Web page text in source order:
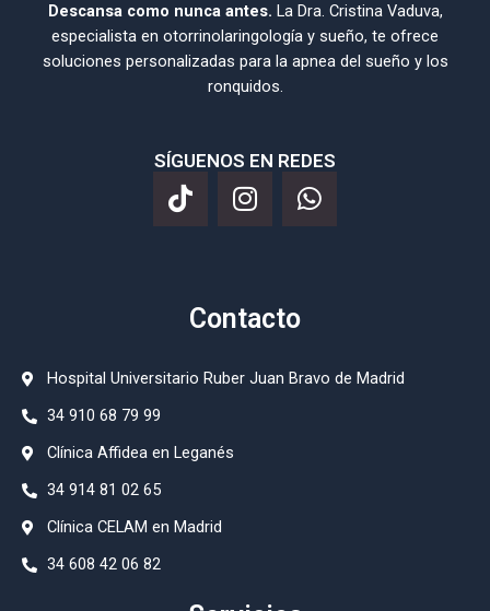
Descansa como nunca antes. La Dra. Cristina Vaduva,
especialista en otorrinolaringología y sueño, te ofrece
soluciones personalizadas para la apnea del sueño y los
ronquidos.
SÍGUENOS EN REDES
Contacto
Hospital Universitario Ruber Juan Bravo de Madrid
34 910 68 79 99
⁠Clínica Affidea en Leganés
34 914 81 02 65
Clínica CELAM en Madrid
34 608 42 06 82